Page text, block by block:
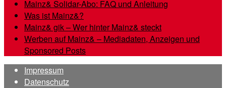
Mainz& Solidar-Abo: FAQ und Anleitung
Was ist Mainz&?
Mainz& gik – Wer hinter Mainz& steckt
Werben auf Mainz& – Mediadaten, Anzeigen und
Sponsored Posts
Impressum
Datenschutz